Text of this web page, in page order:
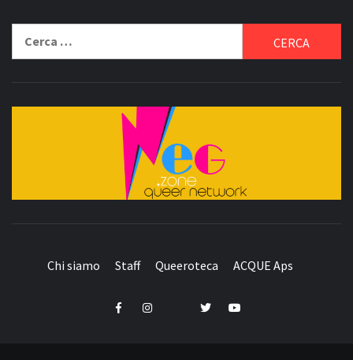
per:
Chi siamo Staff Queeroteca ACQUE Aps
FacebookInstagram TwitterYouTube